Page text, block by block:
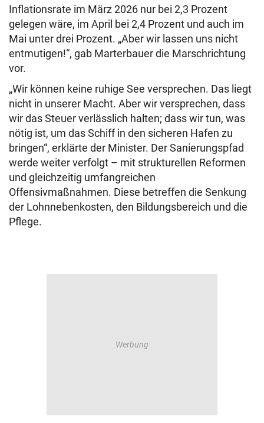
Inflationsrate im März 2026 nur bei 2,3 Prozent
gelegen wäre, im April bei 2,4 Prozent und auch im
Mai unter drei Prozent. „Aber wir lassen uns nicht
entmutigen!“, gab Marterbauer die Marschrichtung
vor.
„Wir können keine ruhige See versprechen. Das liegt
nicht in unserer Macht. Aber wir versprechen, dass
wir das Steuer verlässlich halten; dass wir tun, was
nötig ist, um das Schiff in den sicheren Hafen zu
bringen“, erklärte der Minister. Der Sanierungspfad
werde weiter verfolgt – mit strukturellen Reformen
und gleichzeitig umfangreichen
Offensivmaßnahmen. Diese betreffen die Senkung
der Lohnnebenkosten, den Bildungsbereich und die
Pflege.